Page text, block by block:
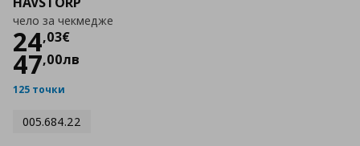
чело за чекмедже
24,03€
Цена
47,00лв
125 точки
005.684.22